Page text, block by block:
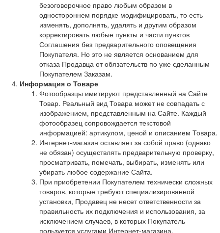
безоговорочное право любым образом в
одностороннем порядке модифицировать, то есть
изменять, дополнять, удалять и другим образом
корректировать любые пункты и части пунктов
Соглашения без предварительного оповещения
Покупателя. Но это не является основанием для
отказа Продавца от обязательств по уже сделанным
Покупателем Заказам.
Информация о Товаре
Фотообразцы имитируют представленный на Сайте
Товар. Реальный вид Товара может не совпадать с
изображением, представленным на Сайте. Каждый
фотообразец сопровождается текстовой
информацией: артикулом, ценой и описанием Товара.
Интернет-магазин оставляет за собой право (однако
не обязан) осуществлять предварительную проверку,
просматривать, помечать, выбирать, изменять или
убирать любое содержание Сайта.
При приобретении Покупателем технически сложных
товаров, которые требуют специализированной
установки, Продавец не несет ответственности за
правильность их подключения и использования, за
исключением случаев, в которых Покупатель
пользуется услугами Интернет-магазина.